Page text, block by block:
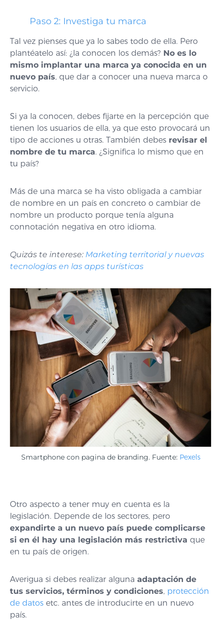
Paso 2: Investiga tu marca
Tal vez pienses que ya lo sabes todo de ella. Pero
plantéatelo así: ¿la conocen los demás? No es lo
mismo implantar una marca ya conocida en un
nuevo país, que dar a conocer una nueva marca o
servicio.
Si ya la conocen, debes fijarte en la percepción que
tienen los usuarios de ella, ya que esto provocará un
tipo de acciones u otras. También debes revisar el
nombre de tu marca. ¿Significa lo mismo que en
tu país?
Más de una marca se ha visto obligada a cambiar
de nombre en un país en concreto o cambiar de
nombre un producto porque tenía alguna
connotación negativa en otro idioma.
Quizás te interese: Marketing territorial y nuevas
tecnologías en las apps turísticas
Smartphone con pagina de branding. Fuente: Pexels
Otro aspecto a tener muy en cuenta es la
legislación. Depende de los sectores, pero
expandirte a un nuevo país puede complicarse
si en él hay una legislación más restrictiva que
en tu país de origen.
Averigua si debes realizar alguna adaptación de
tus servicios, términos y condiciones, protección
de datos etc. antes de introducirte en un nuevo
país.